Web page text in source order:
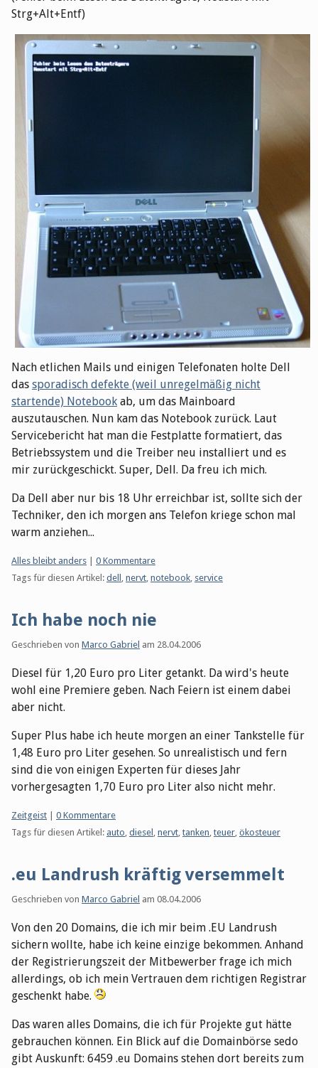
Strg+Alt+Entf)
Nach etlichen Mails und einigen Telefonaten holte Dell
das sporadisch defekte (weil unregelmäßig nicht
startende) Notebook ab, um das Mainboard
auszutauschen. Nun kam das Notebook zurück. Laut
Servicebericht hat man die Festplatte formatiert, das
Betriebssystem und die Treiber neu installiert und es
mir zurückgeschickt. Super, Dell. Da freu ich mich.
Da Dell aber nur bis 18 Uhr erreichbar ist, sollte sich der
Techniker, den ich morgen ans Telefon kriege schon mal
warm anziehen...
Kategorien:
Alles bleibt anders
0 Kommentare
Tags für diesen Artikel: dell , nervt, notebook, service
Ich habe noch nie
Geschrieben von Marco Gabriel am 28.04.2006
Diesel für 1,20 Euro pro Liter getankt. Da wird's heute
wohl eine Premiere geben. Nach Feiern ist einem dabei
aber nicht.
Super Plus habe ich heute morgen an einer Tankstelle für
1,48 Euro pro Liter gesehen. So unrealistisch und fern
sind die von einigen Experten für dieses Jahr
vorhergesagten 1,70 Euro pro Liter also nicht mehr.
Kategorien:
Zeitgeist
0 Kommentare
Tags für diesen Artikel: auto, diesel , nervt, tanken, teuer, ökosteuer
.eu Landrush kräftig versemmelt
Geschrieben von Marco Gabriel am 08.04.2006
Von den 20 Domains, die ich mir beim .EU Landrush
sichern wollte, habe ich keine einzige bekommen. Anhand
der Registrierungszeit der Mitbewerber frage ich mich
allerdings, ob ich mein Vertrauen dem richtigen Registrar
geschenkt habe.
Das waren alles Domains, die ich für Projekte gut hätte
gebrauchen können. Ein Blick auf die Domainbörse sedo
gibt Auskunft: 6459 .eu Domains stehen dort bereits zum